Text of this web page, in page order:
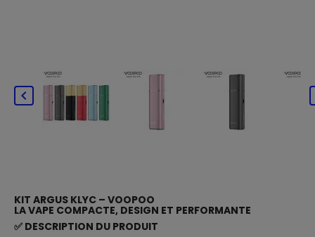

KIT ARGUS KLYC – VOOPOO
LA VAPE COMPACTE, DESIGN ET PERFORMANTE
✅ DESCRIPTION DU PRODUIT